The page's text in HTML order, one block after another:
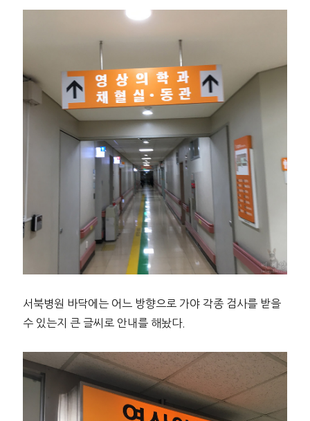
서북병원 바닥에는 어느 방향으로 가야 각종 검사를 받을
수 있는지 큰 글씨로 안내를 해놨다.